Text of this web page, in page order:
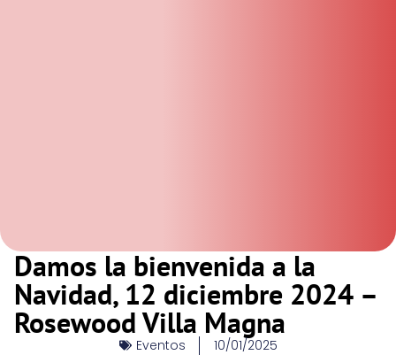
Damos la bienvenida a la
Navidad, 12 diciembre 2024 –
Rosewood Villa Magna
Eventos 10/01/2025